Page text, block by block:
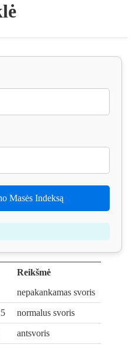
Masės Indeksą
Reikšmė
nepakankamas svoris
normalus svoris
antsvoris